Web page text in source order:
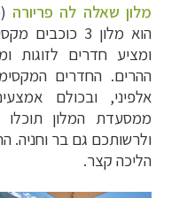
מלון שאלה לה פריורה (
הוא מלון 3
ומציע חדרים לזוגות
ההרים. החדרים
אלפיני, ובכולם
ממסעדת המלון תוכלו
ולרשותכם גם בר וחניה.
הליכה קצר.